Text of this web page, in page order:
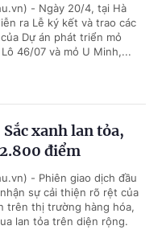
- Ngày 20/4, tại Hà
ra Lễ ký kết và trao các
Dự án phát triển mỏ
Lô 46/07 và mỏ U Minh,...
xanh lan tỏa,
điểm
- Phiên giao dịch đầu
sự cải thiện rõ rệt của
trên thị trường hàng hóa,
lan tỏa trên diện rộng.